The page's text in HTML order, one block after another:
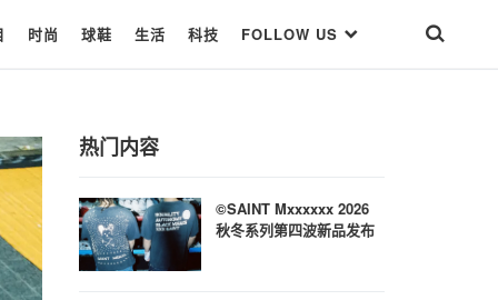
时尚 球鞋 生活 科技 FOLLOW US
热门内容
©SAINT Mxxxxxx 2026
秋冬系列第四波新品发布